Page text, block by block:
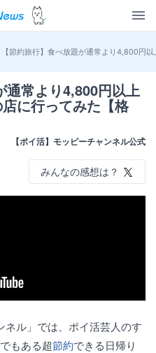
【節約旅行】食べ放題が通常より4,800円
通常より4,800円以上
に行ってみた【格
【ポイ活】モッピーチャンネル公式
みんなの感想は？
ネル」では、ポイ活芸人のす
もある超節約できる日帰り